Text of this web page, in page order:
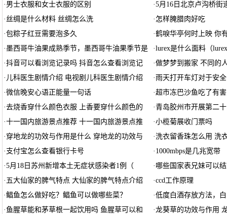
· 男士衣服和女士衣服的区别 ·5月16日北京卢沟桥街
· 丝绸是什么材料 丝绸怎么洗 · 怎样腌腊肉好吃
·包粽子红豆需要泡多久 ·鹤唳华亭何时上映 你
·墨西哥牛油果成熟季节，墨西哥牛油果季节是 ·lurex是什么面料（
·抖音可以看浏览记录吗 抖音怎么查看浏览记 ·做梦梦到搬家 不同的
· 儿科医生剧情介绍 电视剧儿科医生剧情介绍 · 雨天打开车灯对于安
·微信晚安心语正能量一句话 ·超市冻巴沙鱼吃了有
·去烧香穿什么颜色衣服 上香要穿什么颜色的 ·青岛胶州市开展第二
·十一国内旅游景点推荐 十一国内旅游景点推 ·小榄菊展收门票吗
· 穿地龙的功效与作用是什么 穿地龙的功效与 · 洗衣留香珠怎么用 洗
· 支付宝怎么查看银行卡号 · 1000mbps是几兆宽带
·5月18日苏州新增本土无症状感染者1例（ · 哪些国家表兄妹可以
· 五大仙家的脾气特点 大仙家的脾气特点介绍 ·ccd工作原理
·鲳鱼怎么做好吃？鲳鱼可以做哪些菜？ ·低度白酒存放方法，
· 鱼腥草能和茅草根一起饮用吗 鱼腥草可以和 ·龙葵草的功效与作用